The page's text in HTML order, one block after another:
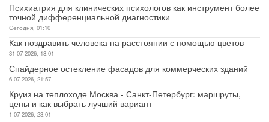
Психиатрия для клинических психологов как инструмент более
точной дифференциальной диагностики
Сегодня, 01:10
Как поздравить человека на расстоянии с помощью цветов
31-07-2026, 18:01
Спайдерное остекление фасадов для коммерческих зданий
6-07-2026, 21:57
Круиз на теплоходе Москва - Санкт-Петербург: маршруты,
цены и как выбрать лучший вариант
1-07-2026, 23:01